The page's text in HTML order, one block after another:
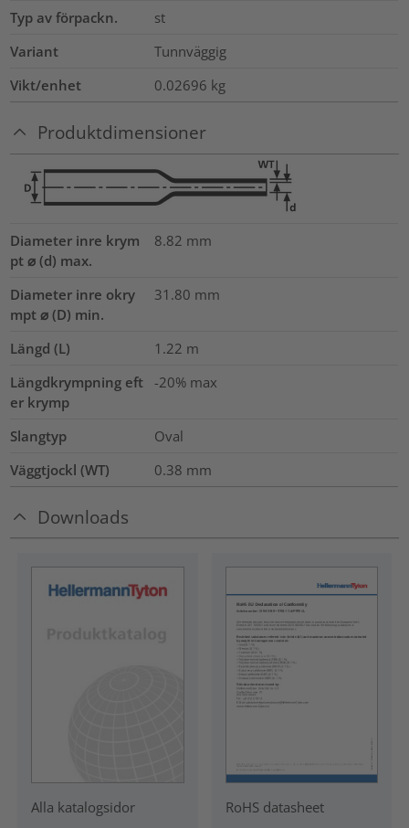
Typ av förpackn.
st
Variant
Tunnväggig
Vikt/enhet
0.02696 kg
Produktdimensioner
Diameter inre krym
pt ⌀ (d) max.
8.82 mm
Diameter inre okry
mpt ⌀ (D) min.
31.80 mm
Längd (L) 1.22 m
Längdkrympning eft
er krymp
-20% max
Slangtyp
Oval
Väggtjockl (WT)
0.38 mm
Downloads
Alla katalogsidor RoHS datasheet